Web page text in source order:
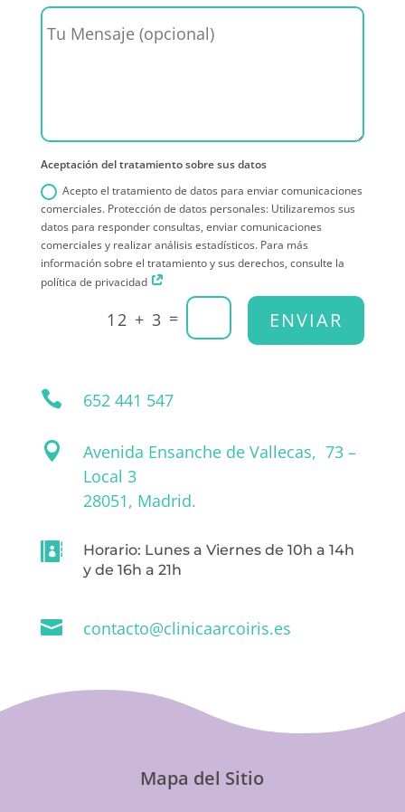
Aceptación del tratamiento sobre sus datos
Acepto el tratamiento de datos para enviar comunicaciones
comerciales. Protección de datos personales: Utilizaremos sus
datos para responder consultas, enviar comunicaciones
comerciales y realizar análisis estadísticos. Para más
información sobre el tratamiento y sus derechos, consulte la
política de privacidad
12 + 3 = ENVIAR
 652 441 547

Avenida Ensanche de Vallecas, 73 –
Local 3
28051, Madrid.

Horario: Lunes a Viernes de 10h a 14h
y de 16h a 21h
 contacto@clinicaarcoiris.es
Mapa del Sitio